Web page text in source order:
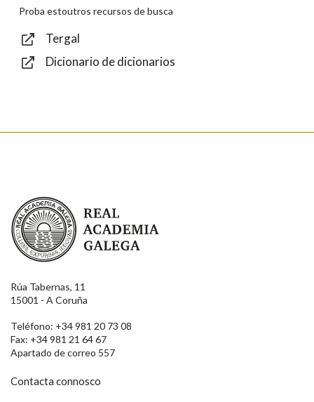
Enviar
Proba estoutros recursos de busca
Tergal
Dicionario de dicionarios
Real Academia Galega
Rúa Tabernas, 11
15001 - A Coruña
Teléfono: +34 981 20 73 08
Fax: +34 981 21 64 67
Apartado de correo 557
Contacta connosco